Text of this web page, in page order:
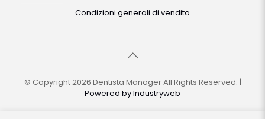
Condizioni generali di vendita
© Copyright 2026 Dentista Manager All Rights Reserved. |
Powered byIndustryweb